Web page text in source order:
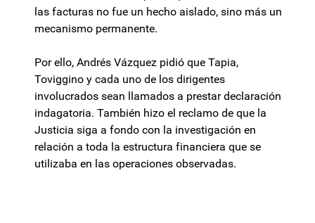
las facturas no fue un hecho aislado, sino más un
mecanismo permanente.
Por ello, Andrés Vázquez pidió que Tapia,
Toviggino y cada uno de los dirigentes
involucrados sean llamados a prestar declaración
indagatoria. También hizo el reclamo de que la
Justicia siga a fondo con la investigación en
relación a toda la estructura financiera que se
utilizaba en las operaciones observadas.